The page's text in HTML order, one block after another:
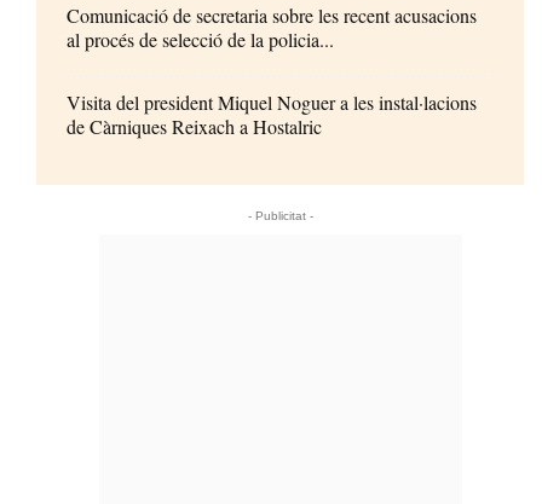
Comunicació de secretaria sobre les recent acusacions
al procés de selecció de la policia...
Visita del president Miquel Noguer a les instal·lacions
de Càrniques Reixach a Hostalric
- Publicitat -